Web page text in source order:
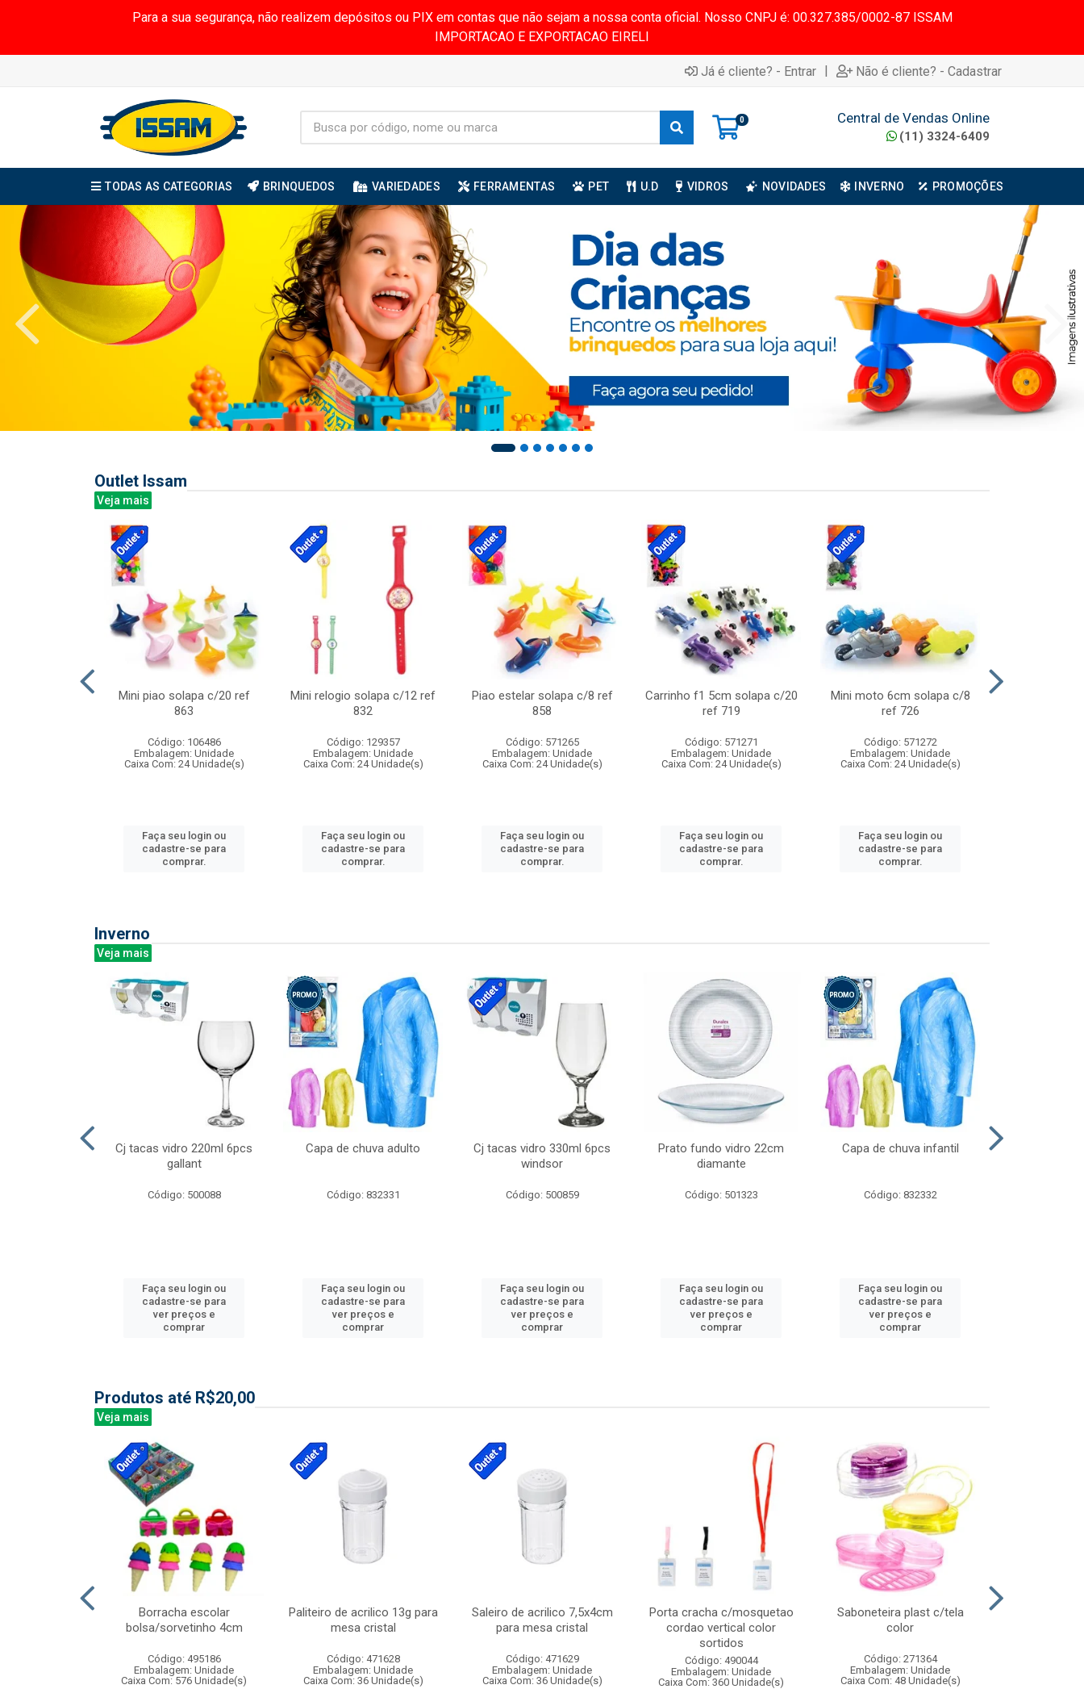
Para a sua segurança, não realizem depósitos ou PIX em contas que não sejam a nossa conta oficial. Nosso CNPJ é: 00.327.385/0002-87 ISSAM
IMPORTACAO E EXPORTACAO EIRELI
Já é cliente? - Entrar | Não é cliente? - Cadastrar
0 Central de Vendas Online
(11) 3324-6409
TODAS AS CATEGORIAS BRINQUEDOS VARIEDADES FERRAMENTAS PET U.D VIDROS NOVIDADES INVERNO PROMOÇÕES
Outlet Issam
Veja mais
Mini piao solapa c/20 ref
863
Código: 106486
Embalagem: Unidade
Caixa Com: 24 Unidade(s)
Faça seu login ou
cadastre-se para
comprar.
Mini relogio solapa c/12 ref
832
Código: 129357
Embalagem: Unidade
Caixa Com: 24 Unidade(s)
Faça seu login ou
cadastre-se para
comprar.
Piao estelar solapa c/8 ref
858
Código: 571265
Embalagem: Unidade
Caixa Com: 24 Unidade(s)
Faça seu login ou
cadastre-se para
comprar.
Carrinho f1 5cm solapa c/20
ref 719
Código: 571271
Embalagem: Unidade
Caixa Com: 24 Unidade(s)
Faça seu login ou
cadastre-se para
comprar.
Mini moto 6cm solapa c/8
ref 726
Código: 571272
Embalagem: Unidade
Caixa Com: 24 Unidade(s)
Faça seu login ou
cadastre-se para
comprar.
Inverno
Veja mais
Cj tacas vidro 220ml 6pcs
gallant
Código: 500088
Faça seu login ou
cadastre-se para
ver preços e
comprar
Capa de chuva adulto
Código: 832331
Faça seu login ou
cadastre-se para
ver preços e
comprar
Cj tacas vidro 330ml 6pcs
windsor
Código: 500859
Faça seu login ou
cadastre-se para
ver preços e
comprar
Prato fundo vidro 22cm
diamante
Código: 501323
Faça seu login ou
cadastre-se para
ver preços e
comprar
Capa de chuva infantil
Código: 832332
Faça seu login ou
cadastre-se para
ver preços e
comprar
Produtos até R$20,00
Veja mais
Borracha escolar
bolsa/sorvetinho 4cm
Código: 495186
Embalagem: Unidade
Caixa Com: 576 Unidade(s)
Paliteiro de acrilico 13g para
mesa cristal
Código: 471628
Embalagem: Unidade
Caixa Com: 36 Unidade(s)
Saleiro de acrilico 7,5x4cm
para mesa cristal
Código: 471629
Embalagem: Unidade
Caixa Com: 36 Unidade(s)
Porta cracha c/mosquetao
cordao vertical color
sortidos
Código: 490044
Embalagem: Unidade
Caixa Com: 360 Unidade(s)
Saboneteira plast c/tela
color
Código: 271364
Embalagem: Unidade
Caixa Com: 48 Unidade(s)